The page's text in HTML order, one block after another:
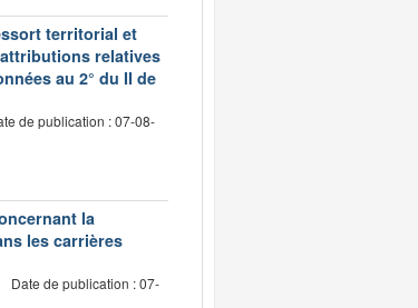
territorial et
relatives
au 2° du II de
de publication : 07-08-
la
les carrières
Date de publication : 07-